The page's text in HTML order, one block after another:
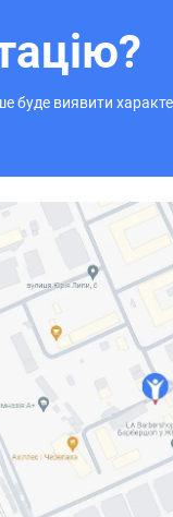
буде виявити